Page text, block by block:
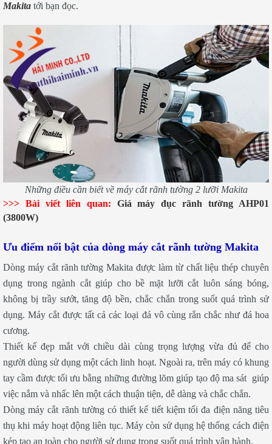
Makita tới bạn đọc.
Những điều cần biết về máy cắt rãnh tường 2 lưỡi Makita
>>> Bài viết liên quan: Giá máy đục rãnh tường AHP01
(3800W)
Ưu điểm nổi bật của dòng máy cắt rãnh tường Makita
Dòng máy cắt rãnh tường Makita được làm từ chất liệu thép chuyên
dụng trong ngành cắt giúp cho bề mặt lưỡi cắt luôn sáng bóng,
không bị trầy sướt, tăng độ bền, chắc chắn trong suốt quá trình sử
dụng. Máy cắt được tất cả các loại đá vô cùng rắn chắc như đá hoa
cương.
Thiết kế đẹp mắt với chiều dài cùng trọng lượng vừa đủ để cho
người dùng sử dụng một cách linh hoạt. Ngoài ra, trên máy có khung
tay cầm được tối ưu bằng những đường lõm giúp tạo độ ma sát giúp
việc nắm và nhấc lên một cách thuận tiện, dễ dàng và chắc chắn.
Dòng máy cắt rãnh tường có thiết kế tiết kiệm tối đa điện năng tiêu
thụ khi máy hoạt động liên tục. Máy còn sử dụng hệ thống cách điện
kép tạo an toàn cho người sử dụng trong suốt quá trình vận hành.